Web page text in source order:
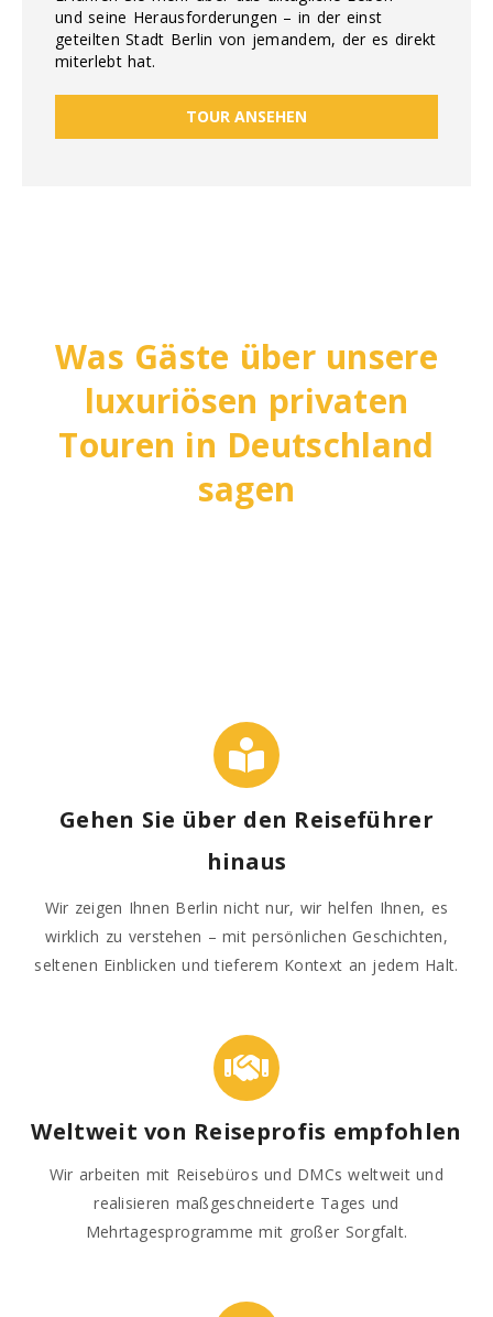
und seine Herausforderungen – in der einst
geteilten Stadt Berlin von jemandem, der es direkt
miterlebt hat.
TOUR ANSEHEN
Was Gäste über unsere
luxuriösen privaten
Touren in Deutschland
sagen
Gehen Sie über den Reiseführer
hinaus
Wir zeigen Ihnen Berlin nicht nur, wir helfen Ihnen, es
wirklich zu verstehen – mit persönlichen Geschichten,
seltenen Einblicken und tieferem Kontext an jedem Halt.
Weltweit von Reiseprofis empfohlen
Wir arbeiten mit Reisebüros und DMCs weltweit und
realisieren maßgeschneiderte Tages und
Mehrtagesprogramme mit großer Sorgfalt.